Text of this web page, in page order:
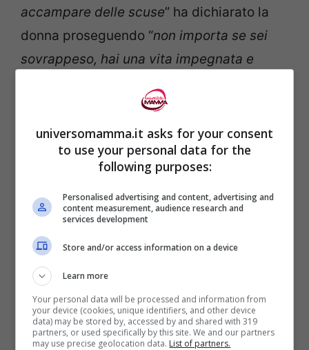
accampare delle scuse” ha dichiarato la
donna proseguendo “non importa se sei
sovrappeso, hai una vita impegnata e
universomamma.it asks for your consent
to use your personal data for the
following purposes:
Personalised advertising and content, advertising and
content measurement, audience research and
services development
Store and/or access information on a device
Learn more
Your personal data will be processed and information from
your device (cookies, unique identifiers, and other device
data) may be stored by, accessed by and shared with 319
partners, or used specifically by this site. We and our partners
may use precise geolocation data. List of partners.